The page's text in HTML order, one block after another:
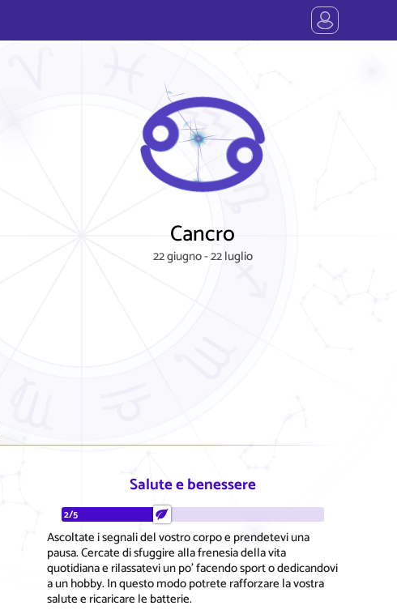
Cancro
22 giugno - 22 luglio
Salute e benessere
2/5
Ascoltate i segnali del vostro corpo e prendetevi una
pausa. Cercate di sfuggire alla frenesia della vita
quotidiana e rilassatevi un po' facendo sport o dedicandovi
a un hobby. In questo modo potrete rafforzare la vostra
salute e ricaricare le batterie.